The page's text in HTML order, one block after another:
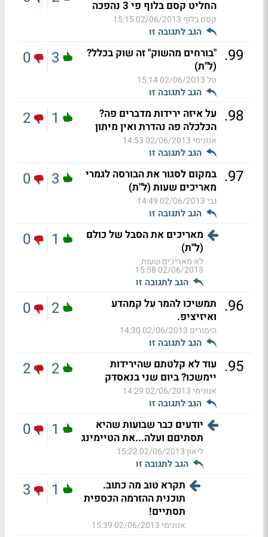
החליט קסם בלוף פי 3 נהפכה
קסם בלוף 02/06/2013 15:15
הגב לתגובה זו
99
. "בורחים מהשוק" זה שוק בכלל?
(ל"ת)
טל02/06/2013 15:14
הגב לתגובה זו
3
0
98
. על איזה ירידות מדברים פה?
הכלכלה פה נהדרת ואין מיתון
אנונימי02/06/2013 14:53
הגב לתגובה זו
1
2
97
. במקום לסגור את הבורסה לגמרי
מאריכים שעות (ל"ת)
גבי02/06/2013 14:49
הגב לתגובה זו
3
0
מאריכים את הסבל של כולם
(ל"ת)
לא מאריכים שעות
02/06/2013 15:58
הגב לתגובה זו
1
0
96
. תמשיכו להמר על קמהדע
ואיזיציפ.
הימורים 02/06/2013 14:30
הגב לתגובה זו
2
0
95
. עוד לא קלטתם שהירידות
יימשכו? ביום שני בנאסדק
אנונימי02/06/2013 14:29
הגב לתגובה זו
2
2
יודעים כבר שבועות שהיא
תסתיםם ועלה...את הטיימינג
ליאון02/06/2013 15:22
הגב לתגובה זו
1
0
תקרא טוב מה כתוב.
תוכנית ההזרמה הכספית
תסתיים!
אנונימי02/06/2013 15:39
1
3